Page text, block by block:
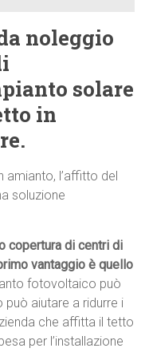
noleggio
solare
in
l’affitto del
soluzione
copertura di centri di
vantaggio è quello
fotovoltaico può
aiutare a ridurre i
che affitta il tetto
per l’installazione